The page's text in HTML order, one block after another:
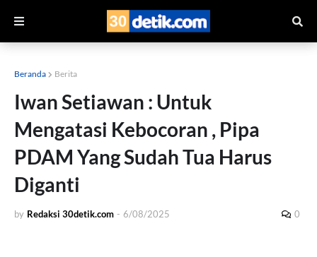
Beranda Berita
Iwan Setiawan : Untuk
Mengatasi Kebocoran , Pipa
PDAM Yang Sudah Tua Harus
Diganti
by Redaksi 30detik.com - 6/08/2025 0